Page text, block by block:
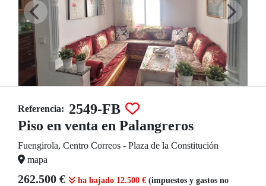
Referencia: 2549-FB
Piso en venta en Palangreros
Fuengirola, Centro Correos - Plaza de la Constitución
mapa
262.500 € ha bajado 12.500 € (impuestos y gastos no